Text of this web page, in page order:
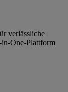
verlässliche
One-Plattform